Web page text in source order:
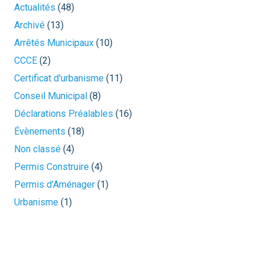
Actualités (48)
Archivé (13)
Arrêtés Municipaux (10)
CCCE (2)
Certificat d'urbanisme (11)
Conseil Municipal (8)
Déclarations Préalables (16)
Évènements (18)
Non classé (4)
Permis Construire (4)
Permis d'Aménager (1)
Urbanisme (1)